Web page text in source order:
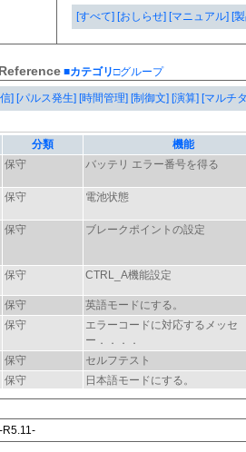
[すべて] [おしらせ] [マニュアル] [
■カテゴリ□グループ
] [パルス発生] [時間管理] [制御文] [演算] [マルチ